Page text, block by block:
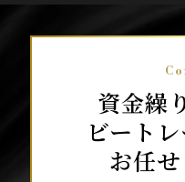
資金繰
ビート
お任せ